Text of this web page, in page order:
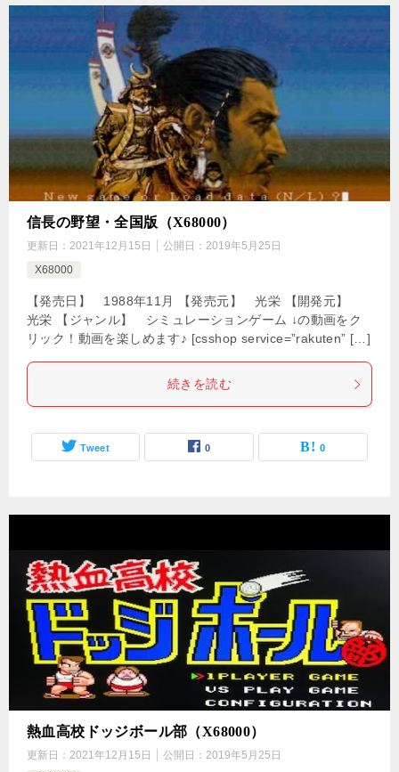
信長の野望・全国版（X68000）
更新日： 2021年12月15日 公開日： 2019年5月25日
X68000
【発売日】 1988年11月 【発売元】 光栄 【開発元】
光栄 【ジャンル】 シミュレーションゲーム ↓の動画をク
リック！動画を楽しめます♪ [csshop service=”rakuten” […]
続きを読む
Tweet 0 0
熱血高校ドッジボール部（X68000）
更新日： 2021年12月15日 公開日： 2019年5月25日